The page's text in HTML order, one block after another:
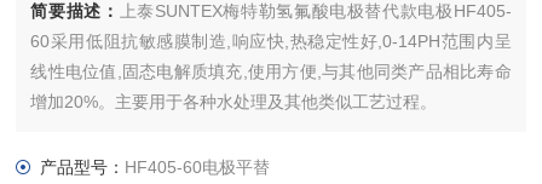
简要描述：
上泰SUNTEX梅特勒氢氟酸电极替代款电极HF405-
60采用低阻抗敏感膜制造,响应快,热稳定性好,0-14PH范围内呈
线性电位值,固态电解质填充,使用方便,与其他同类产品相比寿命
增加20%。主要用于各种水处理及其他类似工艺过程。
产品型号： HF405-60电极平替